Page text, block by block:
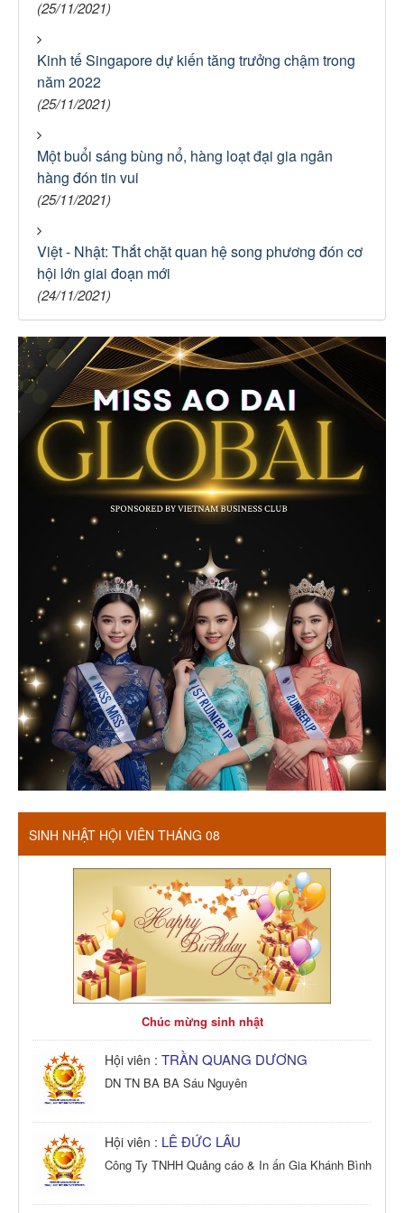
(25/11/2021)
Kinh tế Singapore dự kiến tăng trưởng chậm trong
năm 2022
(25/11/2021)
Một buổi sáng bùng nổ, hàng loạt đại gia ngân
hàng đón tin vui
(25/11/2021)
Việt - Nhật: Thắt chặt quan hệ song phương đón cơ
hội lớn giai đoạn mới
(24/11/2021)
SINH NHẬT HỘI VIÊN THÁNG 08
Chúc mừng sinh nhật
Hội viên : TRẦN QUANG DƯƠNG
DN TN BA BA Sáu Nguyên
Hội viên : LÊ ĐỨC LÂU
Công Ty TNHH Quảng cáo & In ấn Gia Khánh Bình